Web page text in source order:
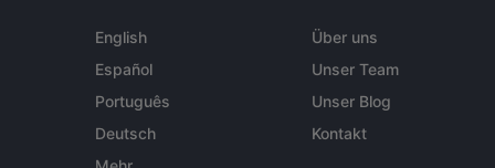
English
Español
Português
Deutsch
Über uns
Unser Team
Unser Blog
Kontakt